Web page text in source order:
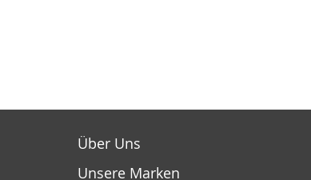
Über Uns
Unsere Marken